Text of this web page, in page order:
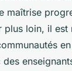
maîtrise
plus loin, il est
des